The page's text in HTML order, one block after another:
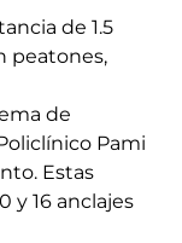
de 1.5
peatones,
de
Pami
Estas
y 16 anclajes